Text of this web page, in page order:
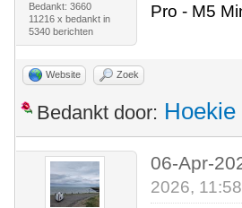
Bedankt: 3660
11216 x bedankt in
5340 berichten
Pro - M5
Website Zoek
Bedankt door: Hoekie
06-Apr-
2026,